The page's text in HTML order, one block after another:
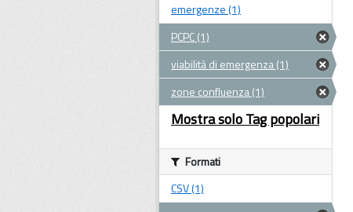
emergenze (1)
PCPC (1)
viabilità di emergenza (1)
zone confluenza (1)
Mostra solo Tag popolari
Formati
CSV (1)